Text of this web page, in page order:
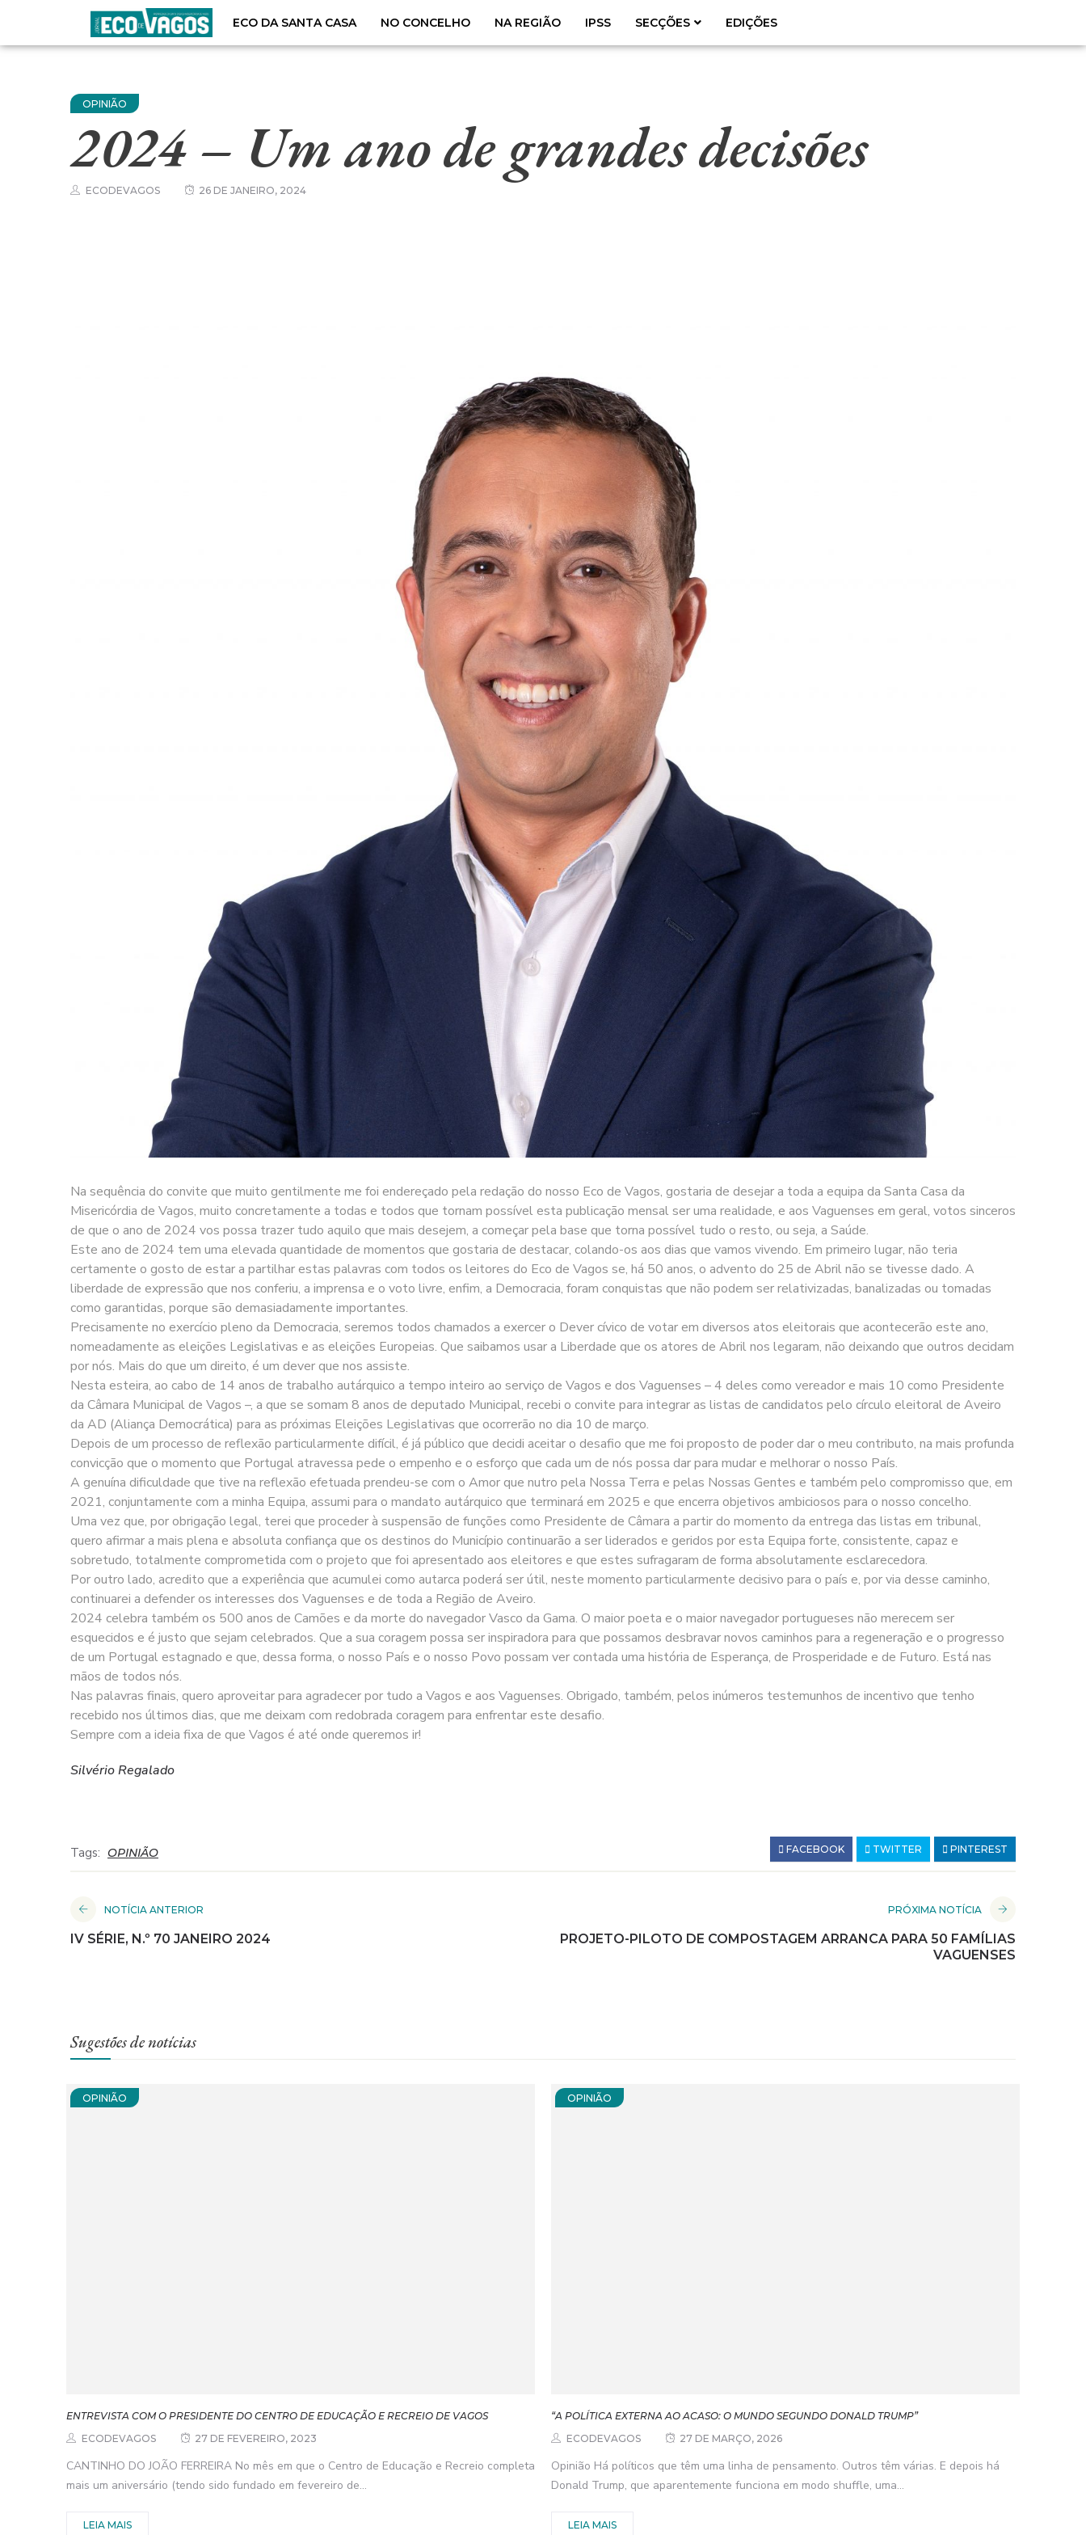
ECO DA SANTA CASA NO CONCELHO NA REGIÃO IPSS SECÇÕES EDIÇÕES
OPINIÃO
2024 – Um ano de grandes decisões
ECODEVAGOS 26 DE JANEIRO, 2024
Na sequência do convite que muito gentilmente me foi endereçado pela redação do nosso Eco de Vagos, gostaria de desejar a toda a equipa da Santa Casa da
Misericórdia de Vagos, muito concretamente a todas e todos que tornam possível esta publicação mensal ser uma realidade, e aos Vaguenses em geral, votos sinceros
de que o ano de 2024 vos possa trazer tudo aquilo que mais desejem, a começar pela base que torna possível tudo o resto, ou seja, a Saúde.
Este ano de 2024 tem uma elevada quantidade de momentos que gostaria de destacar, colando-os aos dias que vamos vivendo. Em primeiro lugar, não teria
certamente o gosto de estar a partilhar estas palavras com todos os leitores do Eco de Vagos se, há 50 anos, o advento do 25 de Abril não se tivesse dado. A
liberdade de expressão que nos conferiu, a imprensa e o voto livre, enfim, a Democracia, foram conquistas que não podem ser relativizadas, banalizadas ou tomadas
como garantidas, porque são demasiadamente importantes.
Precisamente no exercício pleno da Democracia, seremos todos chamados a exercer o Dever cívico de votar em diversos atos eleitorais que acontecerão este ano,
nomeadamente as eleições Legislativas e as eleições Europeias. Que saibamos usar a Liberdade que os atores de Abril nos legaram, não deixando que outros decidam
por nós. Mais do que um direito, é um dever que nos assiste.
Nesta esteira, ao cabo de 14 anos de trabalho autárquico a tempo inteiro ao serviço de Vagos e dos Vaguenses – 4 deles como vereador e mais 10 como Presidente
da Câmara Municipal de Vagos –, a que se somam 8 anos de deputado Municipal, recebi o convite para integrar as listas de candidatos pelo círculo eleitoral de Aveiro
da AD (Aliança Democrática) para as próximas Eleições Legislativas que ocorrerão no dia 10 de março.
Depois de um processo de reflexão particularmente difícil, é já público que decidi aceitar o desafio que me foi proposto de poder dar o meu contributo, na mais profunda
convicção que o momento que Portugal atravessa pede o empenho e o esforço que cada um de nós possa dar para mudar e melhorar o nosso País.
A genuína dificuldade que tive na reflexão efetuada prendeu-se com o Amor que nutro pela Nossa Terra e pelas Nossas Gentes e também pelo compromisso que, em
2021, conjuntamente com a minha Equipa, assumi para o mandato autárquico que terminará em 2025 e que encerra objetivos ambiciosos para o nosso concelho.
Uma vez que, por obrigação legal, terei que proceder à suspensão de funções como Presidente de Câmara a partir do momento da entrega das listas em tribunal,
quero afirmar a mais plena e absoluta confiança que os destinos do Município continuarão a ser liderados e geridos por esta Equipa forte, consistente, capaz e
sobretudo, totalmente comprometida com o projeto que foi apresentado aos eleitores e que estes sufragaram de forma absolutamente esclarecedora.
Por outro lado, acredito que a experiência que acumulei como autarca poderá ser útil, neste momento particularmente decisivo para o país e, por via desse caminho,
continuarei a defender os interesses dos Vaguenses e de toda a Região de Aveiro.
2024 celebra também os 500 anos de Camões e da morte do navegador Vasco da Gama. O maior poeta e o maior navegador portugueses não merecem ser
esquecidos e é justo que sejam celebrados. Que a sua coragem possa ser inspiradora para que possamos desbravar novos caminhos para a regeneração e o progresso
de um Portugal estagnado e que, dessa forma, o nosso País e o nosso Povo possam ver contada uma história de Esperança, de Prosperidade e de Futuro. Está nas
mãos de todos nós.
Nas palavras finais, quero aproveitar para agradecer por tudo a Vagos e aos Vaguenses. Obrigado, também, pelos inúmeros testemunhos de incentivo que tenho
recebido nos últimos dias, que me deixam com redobrada coragem para enfrentar este desafio.
Sempre com a ideia fixa de que Vagos é até onde queremos ir!
Silvério Regalado
Tags: OPINIÃO FACEBOOK TWITTER PINTEREST
NOTÍCIA ANTERIOR
IV SÉRIE, N.º 70 JANEIRO 2024
PRÓXIMA NOTÍCIA
PROJETO-PILOTO DE COMPOSTAGEM ARRANCA PARA 50 FAMÍLIAS
VAGUENSES
Sugestões de notícias
OPINIÃO
ENTREVISTA COM O PRESIDENTE DO CENTRO DE EDUCAÇÃO E RECREIO DE VAGOS
ECODEVAGOS
27 DE FEVEREIRO, 2023
CANTINHO DO JOÃO FERREIRA No mês em que o Centro de Educação e Recreio completa
mais um aniversário (tendo sido fundado em fevereiro de...
LEIA MAIS
OPINIÃO
“A POLÍTICA EXTERNA AO ACASO: O MUNDO SEGUNDO DONALD TRUMP”
ECODEVAGOS
27 DE MARÇO, 2026
Opinião Há políticos que têm uma linha de pensamento. Outros têm várias. E depois há
Donald Trump, que aparentemente funciona em modo shuffle, uma...
LEIA MAIS